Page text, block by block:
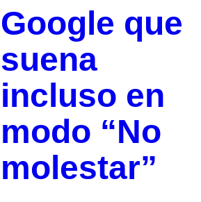
Google que
suena
incluso en
modo “No
molestar”